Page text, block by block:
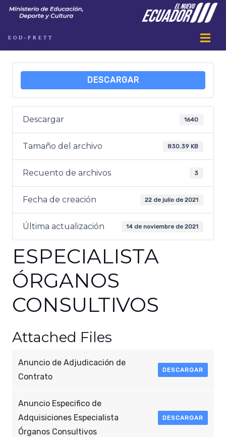
EOD-PRETT
DESCARGAR
Descargar 1640
Tamaño del archivo 830.39 KB
Recuento de archivos 3
Fecha de creación 22 de julio de 2021
Última actualización 14 de noviembre de 2021
ESPECIALISTA
ÓRGANOS
CONSULTIVOS
Attached Files
Anuncio de Adjudicación de
Contrato
DESCARGAR
Anuncio Especifico de
Adquisiciones Especialista
Órganos Consultivos
DESCARGAR